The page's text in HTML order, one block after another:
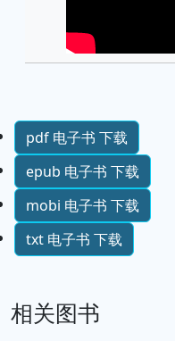
pdf 电子书 下载
epub 电子书 下载
mobi 电子书 下载
txt 电子书 下载
相关图书